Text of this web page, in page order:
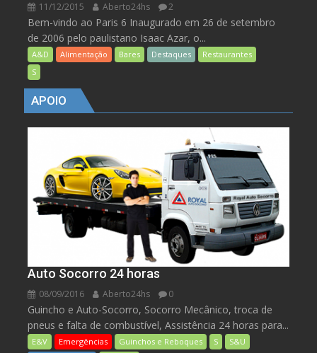
11/12/2015 Aberto24hs 2
Bem-vindo ao Paris 6 Inaugurado em 26 de setembro
de 2006 pelo paulistano Isaac Azar, o...
A&D Alimentação Bares Destaques
Restaurantes
S
APOIO
Auto Socorro 24 horas
08/09/2016 Aberto24hs 0
Guincho e Auto-Socorro, Socorro Mecânico, troca de
pneus e falta de combustível, Assistência 24 horas para...
E&V Emergências Guinchos e Reboques S
S&U